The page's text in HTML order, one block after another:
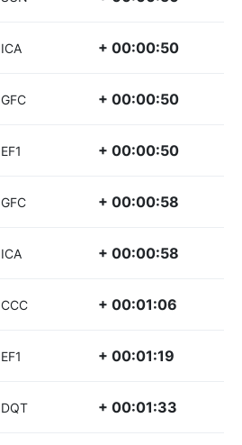
ICA + 00:00:50
GFC + 00:00:50
EF1 + 00:00:50
GFC + 00:00:58
ICA + 00:00:58
CCC + 00:01:06
EF1 + 00:01:19
DQT + 00:01:33